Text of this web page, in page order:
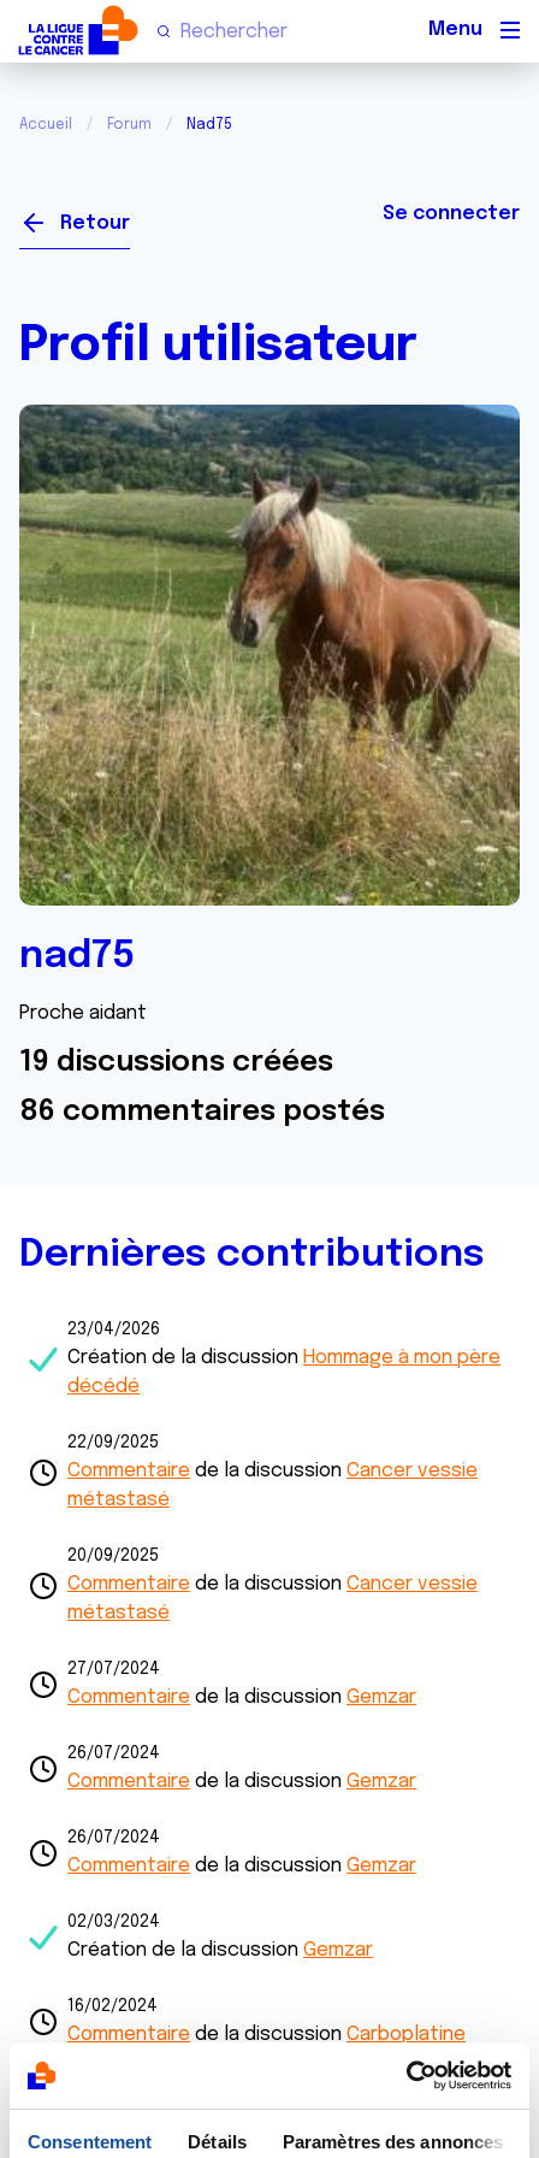
Consentement Détails Paramètres des annonces
Accueil Forum Nad75
Retour Se connecter
Profil utilisateur
nad75
Proche aidant
19 discussions créées
86 commentaires postés
Dernières contributions
23/04/2026
Création de la discussion Hommage à mon père
décédé
22/09/2025
Commentaire de la discussion Cancer vessie
métastasé
20/09/2025
Commentaire de la discussion Cancer vessie
métastasé
27/07/2024
Commentaire de la discussion Gemzar
26/07/2024
Commentaire de la discussion Gemzar
26/07/2024
Commentaire de la discussion Gemzar
02/03/2024
Création de la discussion Gemzar
16/02/2024
Commentaire de la discussion Carboplatine
métastasé